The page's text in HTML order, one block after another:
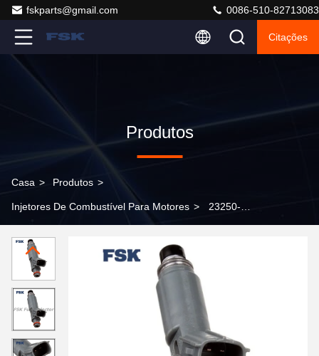
fskparts@gmail.com 0086-510-82713083
Citações
Produtos
Casa > Produtos >
Injetores De Combustível Para Motores > 23250-
especificamente para automóveis Camry